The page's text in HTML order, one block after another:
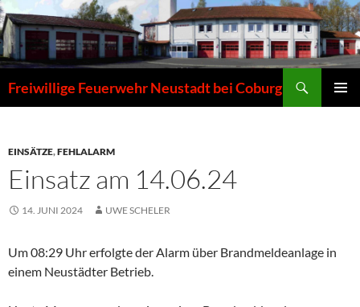
Zum
Inhalt
springen
Freiwillige Feuerwehr Neustadt bei Coburg
EINSÄTZE,FEHLALARM
Einsatz am 14.06.24
14. JUNI 2024 UWE SCHELER
Um 08:29 Uhr erfolgte der Alarm über Brandmeldeanlage in
einem Neustädter Betrieb.